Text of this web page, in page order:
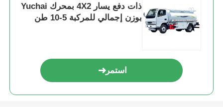
ذات دفع يسار 4X2 بمحرك Yuchai
بوزن إجمالي للمركبة 5-10 طن
استمر